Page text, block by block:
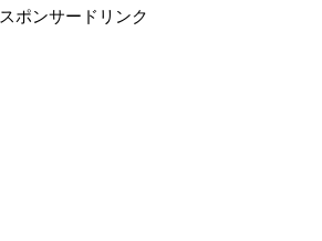
新たに登場した要素「ポイントSHOP」に
ついてまとめています。リズミックカーニ
スポンサードリンク